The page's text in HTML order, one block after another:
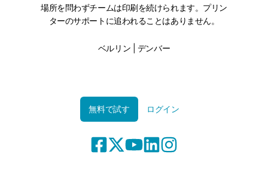
場所を問わずチームは印刷を続けられます。プリン
ターのサポートに追われることはありません。
ベルリン | デンバー
無料で試す ログイン